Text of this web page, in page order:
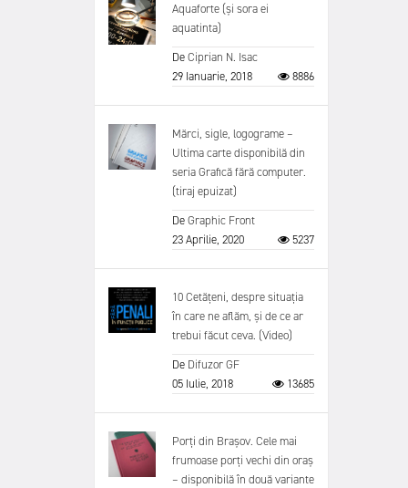
Aquaforte (și sora ei
aquatinta)
DeCiprian N. Isac
29 Ianuarie, 2018
8886
Mărci, sigle, logograme –
Ultima carte disponibilă din
seria Grafică fără computer.
(tiraj epuizat)
DeGraphic Front
23 Aprilie, 2020
5237
10 Cetățeni, despre situația
în care ne aflăm, și de ce ar
trebui făcut ceva. (Video)
De Difuzor GF
05 Iulie, 2018
13685
Porți din Brașov. Cele mai
frumoase porți vechi din oraș
– disponibilă în două variante